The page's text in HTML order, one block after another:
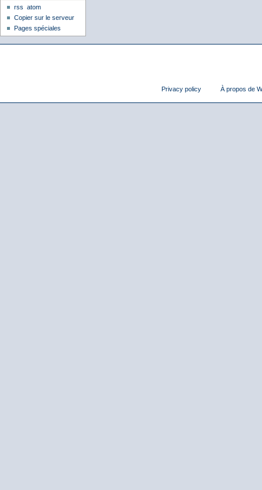
rss
atom
Copier sur le serveur
Pages spéciales
Privacy policy À propos de